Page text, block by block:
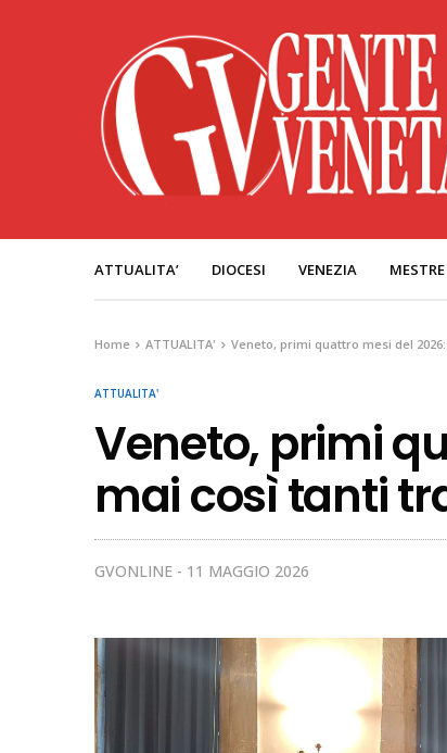
ATTUALITA’ DIOCESI VENEZIA MESTRE
Home ATTUALITA' Veneto, primi quattro mesi del
ATTUALITA'
Veneto, primi
mai così tanti
GVONLINE 11 MAGGIO 2026